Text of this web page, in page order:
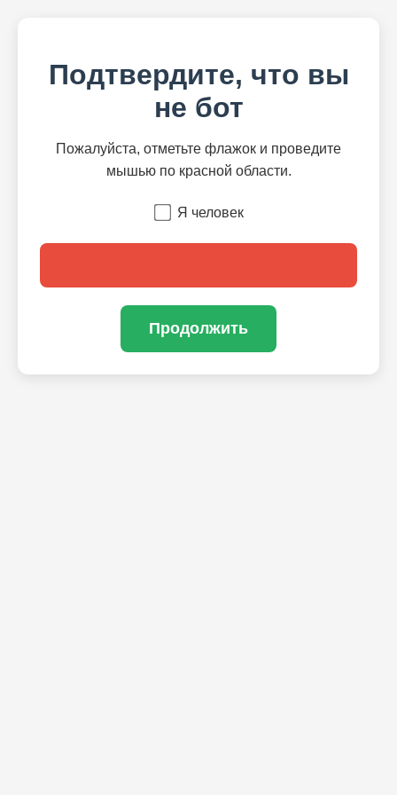
Подтвердите, что вы
не бот
Пожалуйста, отметьте флажок и проведите
мышью по красной области.
Я человек
Продолжить